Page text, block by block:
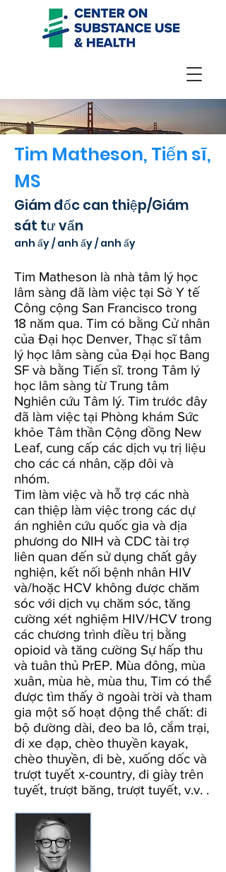
Tim Matheson, Tiến sĩ,
MS
Giám đốc can thiệp/Giám
sát tư vấn
anh ấy / anh ấy / anh ấy
Tim Matheson là nhà tâm lý học
lâm sàng đã làm việc tại Sở Y tế
Công cộng San Francisco trong
18 năm qua. Tim có bằng Cử nhân
của Đại học Denver, Thạc sĩ tâm
lý học lâm sàng của Đại học Bang
SF và bằng Tiến sĩ. trong Tâm lý
học lâm sàng từ Trung tâm
Nghiên cứu Tâm lý. Tim trước đây
đã làm việc tại Phòng khám Sức
khỏe Tâm thần Cộng đồng New
Leaf, cung cấp các dịch vụ trị liệu
cho các cá nhân, cặp đôi và
nhóm.
Tim làm việc và hỗ trợ các nhà
can thiệp làm việc trong các dự
án nghiên cứu quốc gia và địa
phương do NIH và CDC tài trợ
liên quan đến sử dụng chất gây
nghiện, kết nối bệnh nhân HIV
và/hoặc HCV không được chăm
sóc với dịch vụ chăm sóc, tăng
cường xét nghiệm HIV/HCV trong
các chương trình điều trị bằng
opioid và tăng cường Sự hấp thu
và tuân thủ PrEP. Mùa đông, mùa
xuân, mùa hè, mùa thu, Tim có thể
được tìm thấy ở ngoài trời và tham
gia một số hoạt động thể chất: đi
bộ đường dài, đeo ba lô, cắm trại,
đi xe đạp, chèo thuyền kayak,
chèo thuyền, đi bè, xuống dốc và
trượt tuyết x-country, đi giày trên
tuyết, trượt băng, trượt tuyết, v.v. .